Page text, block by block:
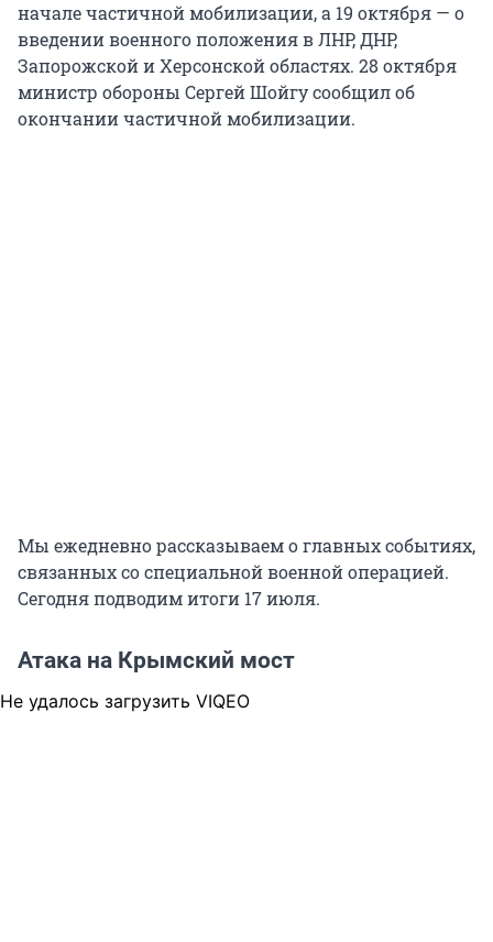
начале частичной мобилизации, а 19 октября — о
введении военного положения в ЛНР, ДНР,
Запорожской и Херсонской областях. 28 октября
министр обороны Сергей Шойгу сообщил об
окончании частичной мобилизации.
Мы ежедневно рассказываем о главных событиях,
связанных со специальной военной операцией.
Сегодня подводим итоги 17 июля.
Атака на Крымский мост
Не удалось загрузить VIQEO